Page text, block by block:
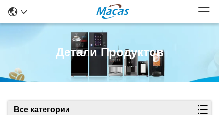
Детали Продуктов
Все категории